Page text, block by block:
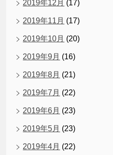
2019年12月 (17)
2019年11月 (17)
2019年10月 (20)
2019年9月 (16)
2019年8月 (21)
2019年7月 (22)
2019年6月 (23)
2019年5月 (23)
2019年4月 (22)